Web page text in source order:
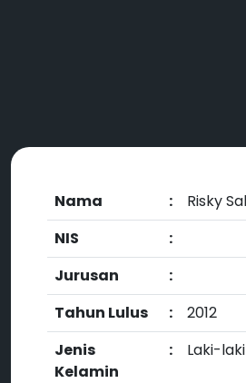
Nama :
Risky
NIS
:
Jurusan
:
Tahun Lulus
:
2012
Jenis
Kelamin
: Laki-laki